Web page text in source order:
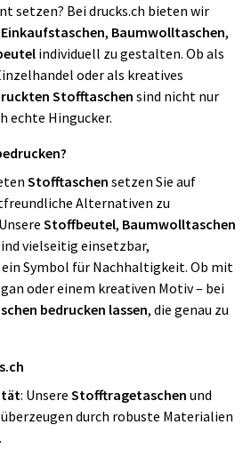
setzen? Bei drucks.ch bieten wir
Einkaufstaschen, Baumwolltaschen,
individuell zu gestalten. Ob als
oder als kreatives
Stofftaschen sind nicht nur
echte Hingucker.
Stofftaschen setzen Sie auf
Alternativen zu
Stoffbeutel, Baumwolltaschen
vielseitig einsetzbar,
Symbol für Nachhaltigkeit. Ob mit
oder einem kreativen Motiv – bei
bedrucken lassen, die genau zu
: Unsere Stofftragetaschen und
überzeugen durch robuste Materialien